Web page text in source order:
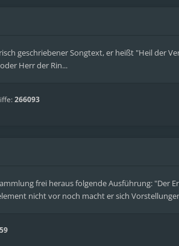
geschriebener Songtext, er heißt "Heil der
Herr der Rin...
266093
frei heraus folgende Ausführung: "Der
nicht vor noch macht er sich